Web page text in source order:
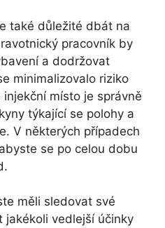
také důležité dbát na
pracovník by
a dodržovat
minimalizovalo riziko
místo je správně
týkající se polohy a
V některých případech
se po celou dobu
měli sledovat své
jakékoli vedlejší účinky